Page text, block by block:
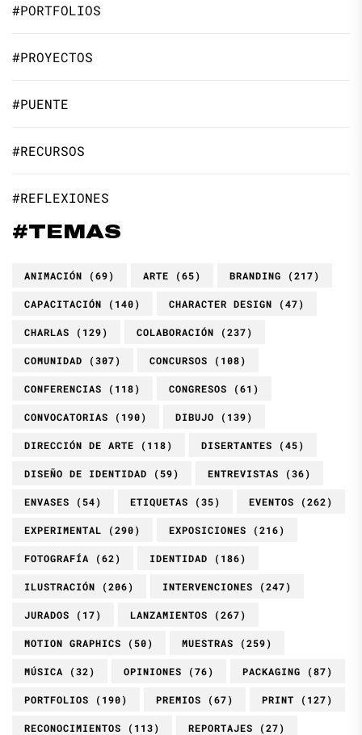
#PORTFOLIOS
#PROYECTOS
#PUENTE
#RECURSOS
#REFLEXIONES
#TEMAS
ANIMACIÓN (69) ARTE (65) BRANDING (217)
CAPACITACIÓN (140) CHARACTER DESIGN (47)
CHARLAS (129) COLABORACIÓN (237)
COMUNIDAD (307) CONCURSOS (108)
CONFERENCIAS (118) CONGRESOS (61)
CONVOCATORIAS (190) DIBUJO (139)
DIRECCIÓN DE ARTE (118) DISERTANTES (45)
DISEÑO DE IDENTIDAD (59) ENTREVISTAS (36)
ENVASES (54) ETIQUETAS (35) EVENTOS (262)
EXPERIMENTAL (290) EXPOSICIONES (216)
FOTOGRAFÍA (62) IDENTIDAD (186)
ILUSTRACIÓN (206) INTERVENCIONES (247)
JURADOS (17) LANZAMIENTOS (267)
MOTION GRAPHICS (50) MUESTRAS (259)
MÚSICA (32) OPINIONES (76) PACKAGING (87)
PORTFOLIOS (190) PREMIOS (67) PRINT (127)
RECONOCIMIENTOS (113) REPORTAJES (27)